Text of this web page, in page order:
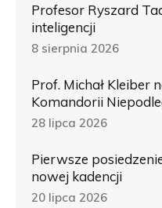
Profesor Ryszard
inteligencji
8 sierpnia 2026
Prof. Michał Kleiber
Komandorii
28 lipca 2026
Pierwsze
nowej kadencji
20 lipca 2026